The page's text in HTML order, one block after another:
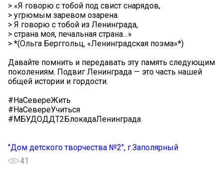
> «Я говорю с тобой под свист снарядов,
> угрюмым заревом озарена.
> Я говорю с тобой из Ленинграда,
> страна моя, печальная страна…»
> *(Ольга Берггольц, «Ленинградская поэма»*)
Давайте помнить и передавать эту память следующим
поколениям. Подвиг Ленинграда — это часть нашей
общей истории и гордости.
#НаСевереЖить
#НаСевереУчиться
#МБУДОДДТ2БлокадаЛенинграда
"Дом детского творчества №2", г.Заполярный
41